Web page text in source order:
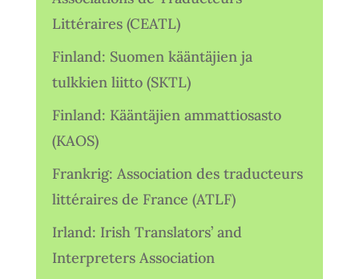
Littéraires (CEATL)
Finland: Suomen kääntäjien ja
tulkkien liitto (SKTL)
Finland: Kääntäjien ammattiosasto
(KAOS)
Frankrig: Association des traducteurs
littéraires de France (ATLF)
Irland: Irish Translators’ and
Interpreters Association